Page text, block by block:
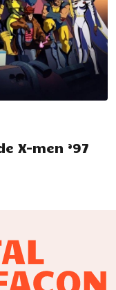
X-men ’97